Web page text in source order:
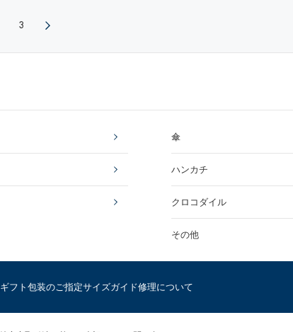
3
傘
ハンカチ
クロコダイル
その他
ギフト包装のご指定サイズガイド修理について